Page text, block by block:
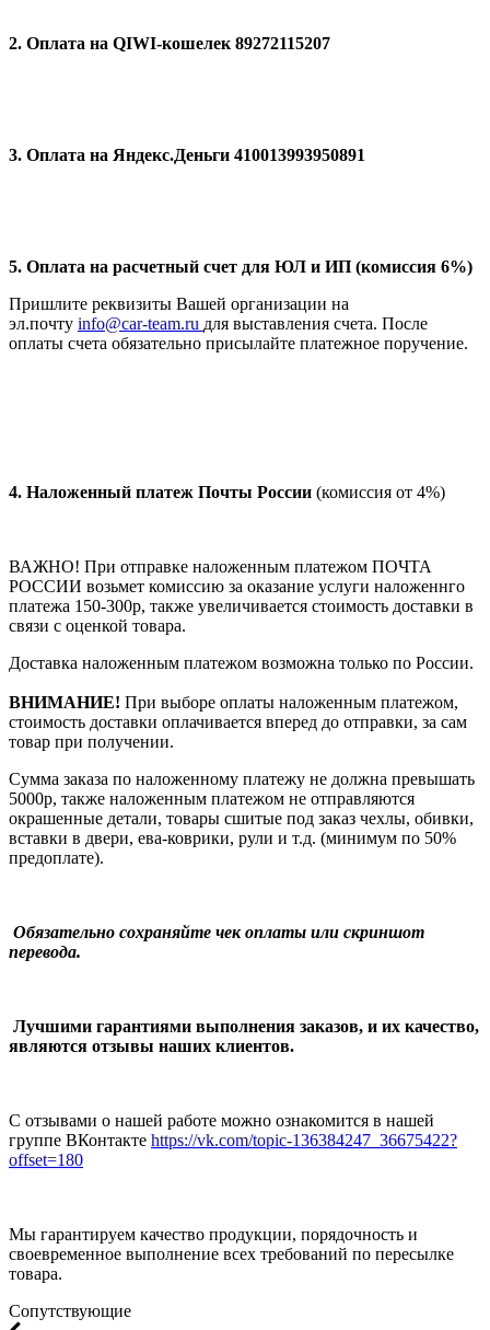
2. Оплата на QIWI-кошелек 89272115207
3. Оплата на Яндекс.Деньги 410013993950891
5. Оплата на расчетный счет для ЮЛ и ИП (комиссия 6%)
Пришлите реквизиты Вашей организации на
эл.почту info@car-team.ru для выставления счета. После
оплаты счета обязательно присылайте платежное поручение.
4. Наложенный платеж Почты России (комиссия от 4%)
ВАЖНО! При отправке наложенным платежом ПОЧТА
РОССИИ возьмет комиссию за оказание услуги наложеннго
платежа 150-300р, также увеличивается стоимость доставки в
связи с оценкой товара.
Доставка наложенным платежом возможна только по России.
ВНИМАНИЕ! При выборе оплаты наложенным платежом,
стоимость доставки оплачивается вперед до отправки, за сам
товар при получении.
Сумма заказа по наложенному платежу не должна превышать
5000р, также наложенным платежом не отправляются
окрашенные детали, товары сшитые под заказ чехлы, обивки,
вставки в двери, ева-коврики, рули и т.д. (минимум по 50%
предоплате).
Обязательно сохраняйте чек оплаты или скриншот
перевода.
Лучшими гарантиями выполнения заказов, и их качество,
являются отзывы наших клиентов.
С отзывами о нашей работе можно ознакомится в нашей
группе ВКонтакте https://vk.com/topic-136384247_36675422?
offset=180
Мы гарантируем качество продукции, порядочность и
своевременное выполнение всех требований по пересылке
товара.
Cопутствующие